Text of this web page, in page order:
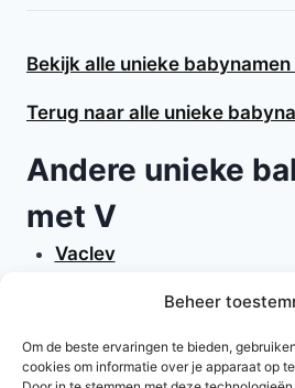
Beheer
Om de beste ervaringen te bieden,
cookies om informatie over je apparaat op
Bekijk alle unieke
Terug naar alle unieke
Andere unieke
met V
Vaclev
Vega
Vimala